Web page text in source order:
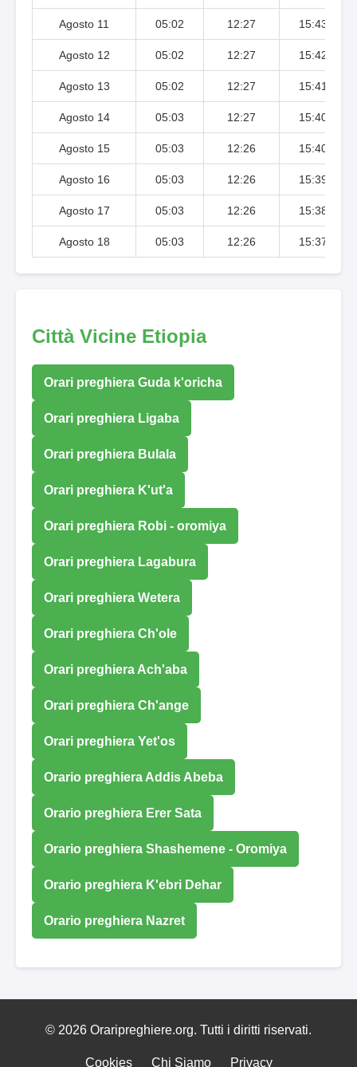
Agosto 11 05:02 12:27 15:43
Agosto 12 05:02 12:27 15:42
Agosto 13 05:02 12:27 15:41
Agosto 14 05:03 12:27 15:40
Agosto 15 05:03 12:26 15:40
Agosto 16 05:03 12:26 15:39
Agosto 17 05:03 12:26 15:38
Agosto 18 05:03 12:26 15:37
Città Vicine Etiopia
Orari preghiera Guda k'oricha
Orari preghiera Ligaba
Orari preghiera Bulala
Orari preghiera K'ut'a
Orari preghiera Robi - oromiya
Orari preghiera Lagabura
Orari preghiera Wetera
Orari preghiera Ch'ole
Orari preghiera Ach'aba
Orari preghiera Ch'ange
Orari preghiera Yet'os
Orario preghiera Addis Abeba
Orario preghiera Erer Sata
Orario preghiera Shashemene - Oromiya
Orario preghiera K'ebri Dehar
Orario preghiera Nazret
© 2026 Oraripreghiere.org. Tutti i diritti riservati.
Cookies Chi Siamo Privacy